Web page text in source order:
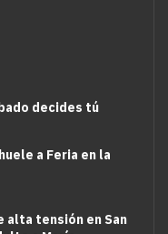
decides tú
a Feria en la
alta tensión en San